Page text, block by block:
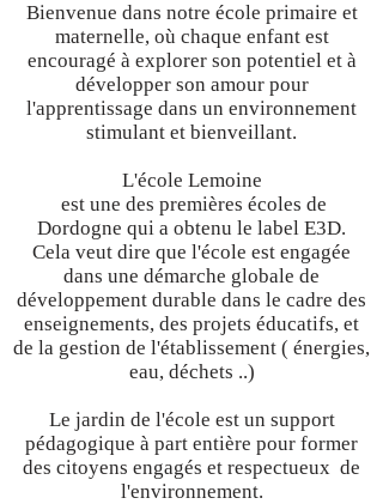
Bienvenue dans notre école primaire et
maternelle, où chaque enfant est
encouragé à explorer son potentiel et à
développer son amour pour
l'apprentissage dans un environnement
stimulant et bienveillant.
L'école Lemoine
est une des premières écoles de
Dordogne qui a obtenu le label E3D.
Cela veut dire que l'école est engagée
dans une démarche globale de
développement durable dans le cadre des
enseignements, des projets éducatifs, et
de la gestion de l'établissement ( énergies,
eau, déchets ..)
Le jardin de l'école est un support
pédagogique à part entière pour former
des citoyens engagés et respectueux de
l'environnement.